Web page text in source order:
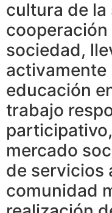
cultura de
cooperación
sociedad,
activamente
educación
trabajo
mercado
de servicios
comunidad